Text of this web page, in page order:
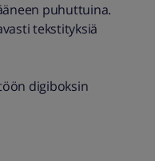
puhuttuina.
tekstityksiä
digiboksin